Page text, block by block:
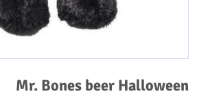
Mr. Bones beer Halloween